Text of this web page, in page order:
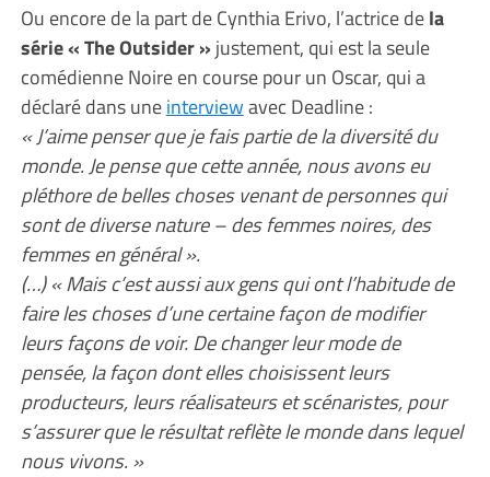
Ou encore de la part de Cynthia Erivo, l’actrice dela
série « The Outsider » justement, qui est la seule
comédienne Noire en course pour un Oscar, qui a
déclaré dans uneinterviewavec Deadline :
« J’aime penser que je fais partie de la diversité du
monde. Je pense que cette année, nous avons eu
pléthore de belles choses venant de personnes qui
sont de diverse nature – des femmes noires, des
femmes en général ».
(…) « Mais c’est aussi aux gens qui ont l’habitude de
faire les choses d’une certaine façon de modifier
leurs façons de voir. De changer leur mode de
pensée, la façon dont elles choisissent leurs
producteurs, leurs réalisateurs et scénaristes, pour
s’assurer que le résultat reflète le monde dans lequel
nous vivons. »